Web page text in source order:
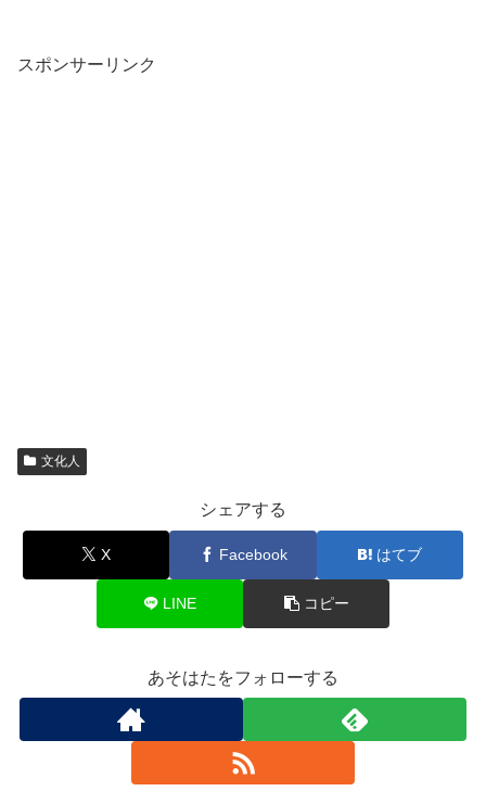
スポンサーリンク
文化人
シェアする
X Facebook はてブ
LINE コピー
あそはたをフォローする